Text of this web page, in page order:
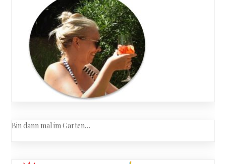
Bin dann mal im Garten…